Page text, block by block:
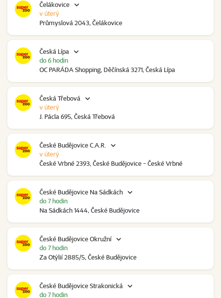
Čelákovice
Průmyslová 2043, Čelákovice
v úterý
Česká Lípa
OC PARÁDA Shopping, Děčínská 3271, Česká Lípa
do 6 hodin
Česká Třebová
J. Pácla 695, Česká Třebová
v úterý
České Budějovice C.A.R.
České Vrbné 2393, České Budějovice - České Vrbné
v úterý
České Budějovice Na Sádkách
Na Sádkách 1444, České Budějovice
do 7 hodin
České Budějovice Okružní
Za Otýlií 2885/5, České Budějovice
do 7 hodin
České Budějovice Strakonická
do 7 hodin